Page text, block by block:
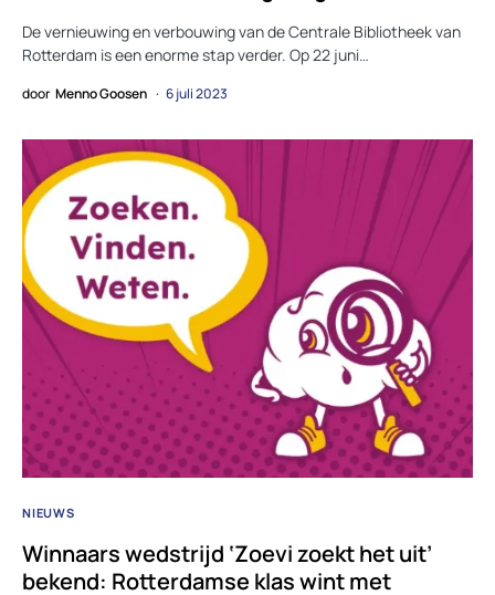
De vernieuwing en verbouwing van de Centrale Bibliotheek van
Rotterdam is een enorme stap verder. Op 22 juni…
door Menno Goosen 6 juli 2023
NIEUWS
Winnaars wedstrijd ‘Zoevi zoekt het uit’
bekend: Rotterdamse klas wint met